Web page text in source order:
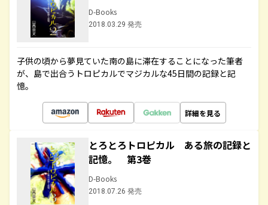
D-Books
2018.03.29 発売
子供の頃から夢見ていた南の島に滞在することになった筆者
が、島で出合うトロピカルでマジカルな45日間の記録と記
憶。
詳細を見る
とろとろトロピカル ある旅の記録と
記憶。 第3巻
D-Books
2018.07.26 発売